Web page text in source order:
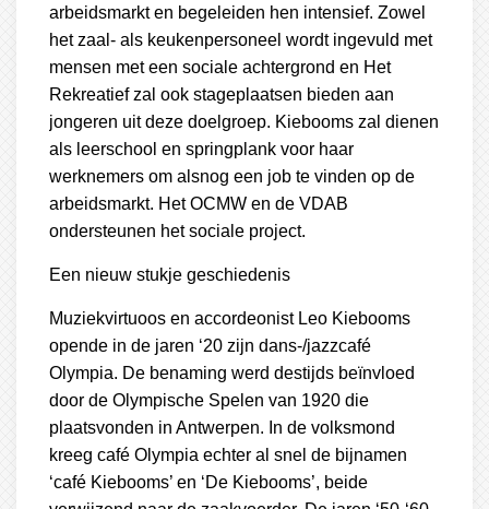
arbeidsmarkt en begeleiden hen intensief. Zowel
het zaal- als keukenpersoneel wordt ingevuld met
mensen met een sociale achtergrond en Het
Rekreatief zal ook stageplaatsen bieden aan
jongeren uit deze doelgroep. Kiebooms zal dienen
als leerschool en springplank voor haar
werknemers om alsnog een job te vinden op de
arbeidsmarkt. Het OCMW en de VDAB
ondersteunen het sociale project.
Een nieuw stukje geschiedenis
Muziekvirtuoos en accordeonist Leo Kiebooms
opende in de jaren ‘20 zijn dans-/jazzcafé
Olympia. De benaming werd destijds beïnvloed
door de Olympische Spelen van 1920 die
plaatsvonden in Antwerpen. In de volksmond
kreeg café Olympia echter al snel de bijnamen
‘café Kiebooms’ en ‘De Kiebooms’, beide